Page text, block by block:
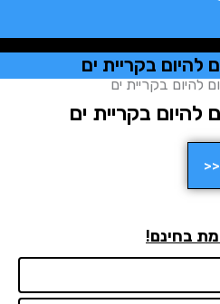
בקריית ים
בקריית ים
בקריית ים